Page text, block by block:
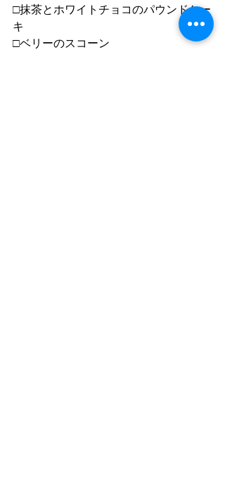
□抹茶とホワイトチョコのパウンドケー
キ
□ベリーのスコーン